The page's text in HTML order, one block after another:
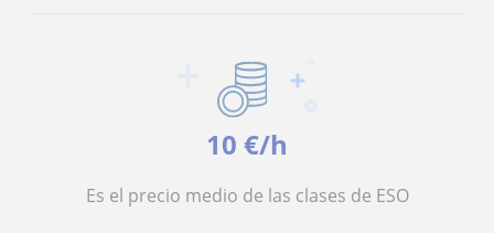
10 €/h
Es el precio medio de las clases de ESO